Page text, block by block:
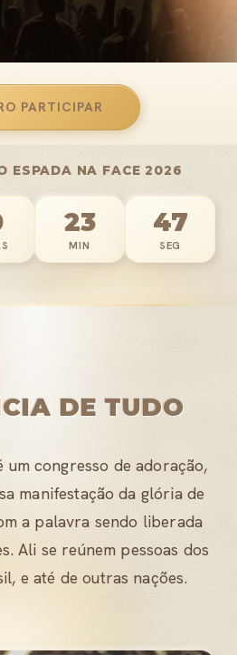
PARTICIPAR
ESPADA NA FACE 2026
23
MIN
42
SEG
DE TUDO
um congresso de adoração,
manifestação da glória de
a palavra sendo liberada
Ali se reúnem pessoas dos
e até de outras nações.